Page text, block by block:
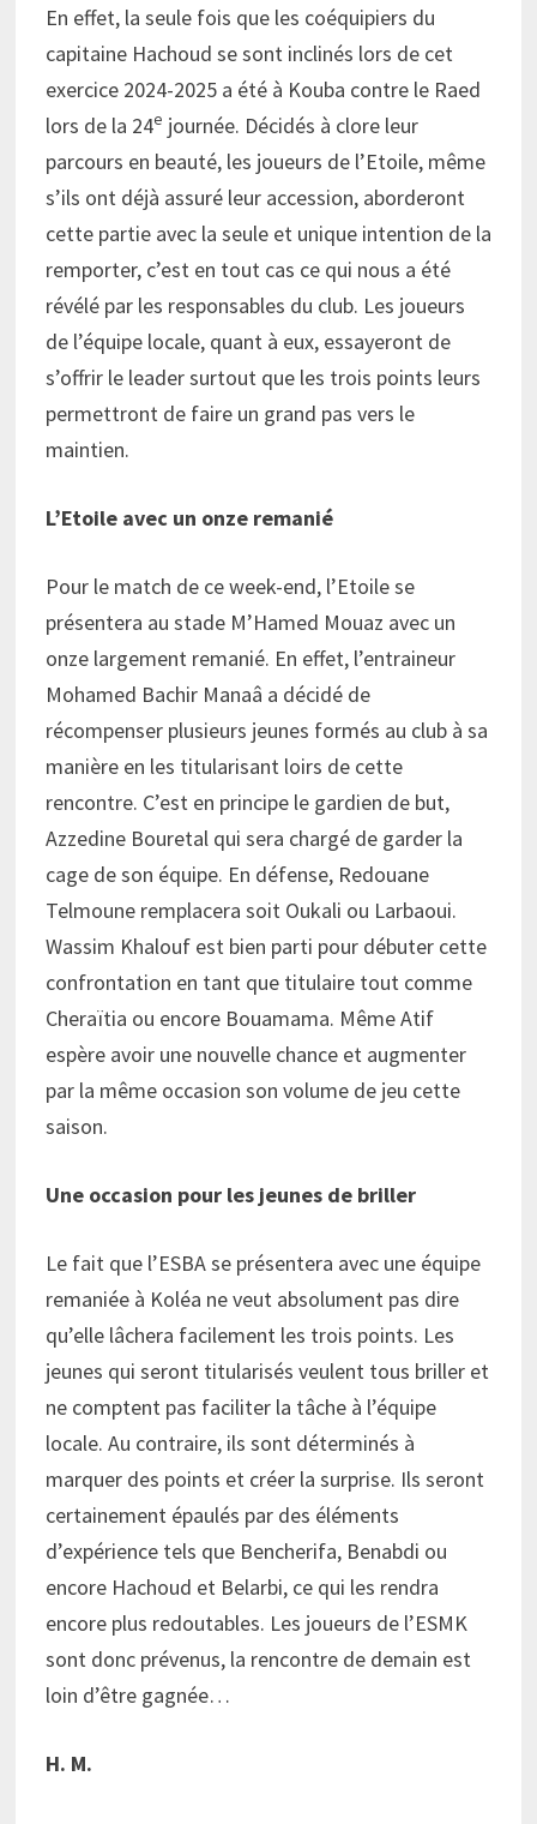
En effet, la seule fois que les coéquipiers du
capitaine Hachoud se sont inclinés lors de cet
exercice 2024-2025 a été à Kouba contre le Raed
lors de la 24e journée. Décidés à clore leur
parcours en beauté, les joueurs de l’Etoile, même
s’ils ont déjà assuré leur accession, aborderont
cette partie avec la seule et unique intention de la
remporter, c’est en tout cas ce qui nous a été
révélé par les responsables du club. Les joueurs
de l’équipe locale, quant à eux, essayeront de
s’offrir le leader surtout que les trois points leurs
permettront de faire un grand pas vers le
maintien.
L’Etoile avec un onze remanié
Pour le match de ce week-end, l’Etoile se
présentera au stade M’Hamed Mouaz avec un
onze largement remanié. En effet, l’entraineur
Mohamed Bachir Manaâ a décidé de
récompenser plusieurs jeunes formés au club à sa
manière en les titularisant loirs de cette
rencontre. C’est en principe le gardien de but,
Azzedine Bouretal qui sera chargé de garder la
cage de son équipe. En défense, Redouane
Telmoune remplacera soit Oukali ou Larbaoui.
Wassim Khalouf est bien parti pour débuter cette
confrontation en tant que titulaire tout comme
Cheraïtia ou encore Bouamama. Même Atif
espère avoir une nouvelle chance et augmenter
par la même occasion son volume de jeu cette
saison.
Une occasion pour les jeunes de briller
Le fait que l’ESBA se présentera avec une équipe
remaniée à Koléa ne veut absolument pas dire
qu’elle lâchera facilement les trois points. Les
jeunes qui seront titularisés veulent tous briller et
ne comptent pas faciliter la tâche à l’équipe
locale. Au contraire, ils sont déterminés à
marquer des points et créer la surprise. Ils seront
certainement épaulés par des éléments
d’expérience tels que Bencherifa, Benabdi ou
encore Hachoud et Belarbi, ce qui les rendra
encore plus redoutables. Les joueurs de l’ESMK
sont donc prévenus, la rencontre de demain est
loin d’être gagnée…
H. M.